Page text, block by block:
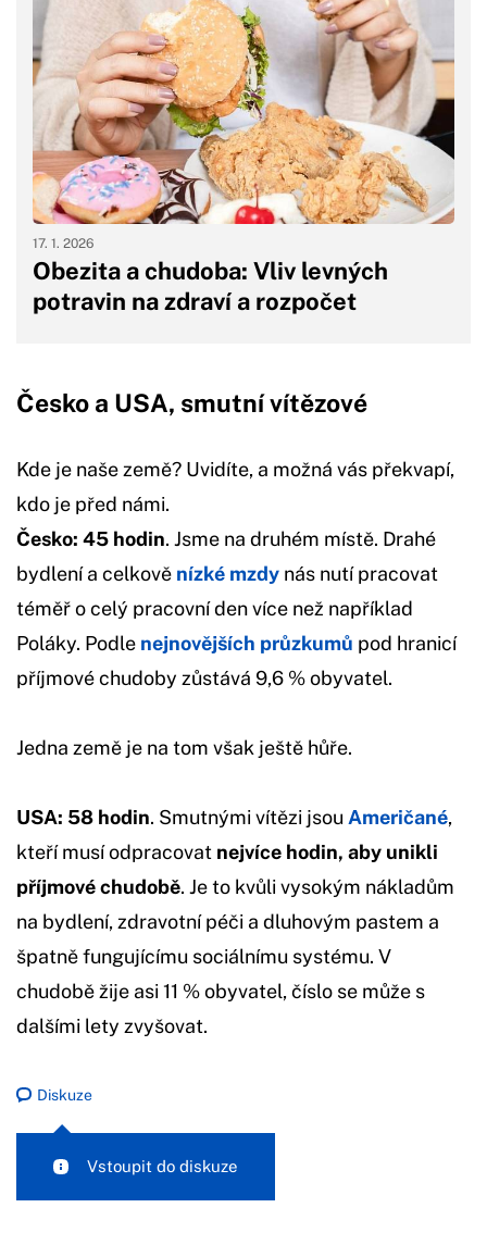
Obezita a chudoba: Vliv levných
potravin na zdraví a rozpočet
17. 1. 2026
Česko a USA, smutní vítězové
Kde je naše země? Uvidíte, a možná vás překvapí,
kdo je před námi.
Česko: 45 hodin. Jsme na druhém místě. Drahé
bydlení a celkově nízké mzdy nás nutí pracovat
téměř o celý pracovní den více než například
Poláky. Podle nejnovějších průzkumů pod hranicí
příjmové chudoby zůstává 9,6 % obyvatel.
Jedna země je na tom však ještě hůře.
USA: 58 hodin. Smutnými vítězi jsou Američané,
kteří musí odpracovat nejvíce hodin, aby unikli
příjmové chudobě. Je to kvůli vysokým nákladům
na bydlení, zdravotní péči a dluhovým pastem a
špatně fungujícímu sociálnímu systému. V
chudobě žije asi 11 % obyvatel, číslo se může s
dalšími lety zvyšovat.
Diskuze
Vstoupit do diskuze